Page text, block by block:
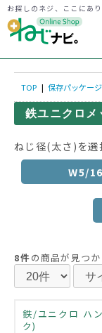
お探しのネジ、ここにあり
TOP | 保存パッケー
鉄ユニクロメ
ねじ径(太さ)を選
W5/16
8件の商品が見つ
鉄/ユニクロ ハ
ク)